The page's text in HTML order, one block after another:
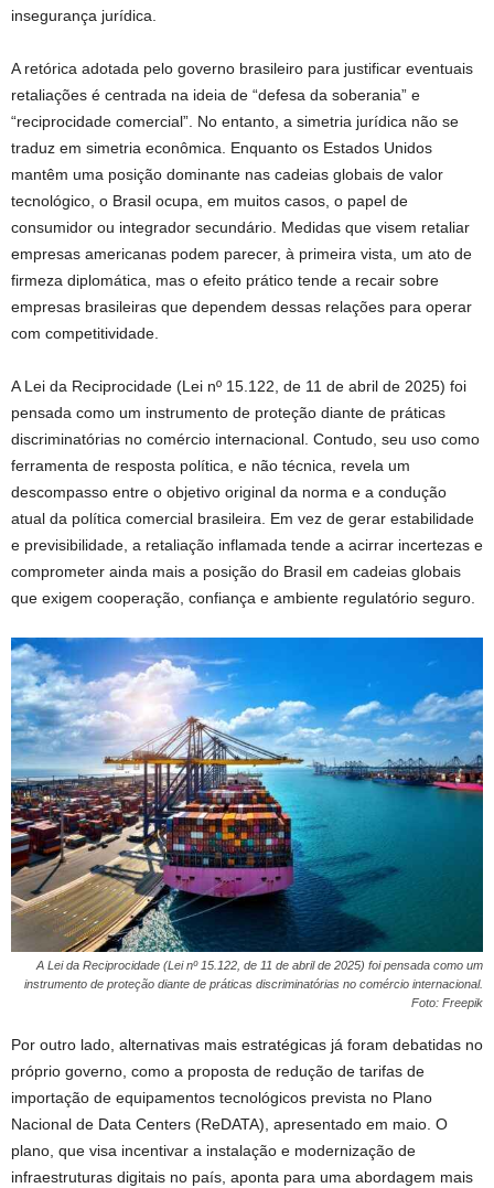
insegurança jurídica.
A retórica adotada pelo governo brasileiro para justificar eventuais
retaliações é centrada na ideia de “defesa da soberania” e
“reciprocidade comercial”. No entanto, a simetria jurídica não se
traduz em simetria econômica. Enquanto os Estados Unidos
mantêm uma posição dominante nas cadeias globais de valor
tecnológico, o Brasil ocupa, em muitos casos, o papel de
consumidor ou integrador secundário. Medidas que visem retaliar
empresas americanas podem parecer, à primeira vista, um ato de
firmeza diplomática, mas o efeito prático tende a recair sobre
empresas brasileiras que dependem dessas relações para operar
com competitividade.
A Lei da Reciprocidade (Lei nº 15.122, de 11 de abril de 2025) foi
pensada como um instrumento de proteção diante de práticas
discriminatórias no comércio internacional. Contudo, seu uso como
ferramenta de resposta política, e não técnica, revela um
descompasso entre o objetivo original da norma e a condução
atual da política comercial brasileira. Em vez de gerar estabilidade
e previsibilidade, a retaliação inflamada tende a acirrar incertezas e
comprometer ainda mais a posição do Brasil em cadeias globais
que exigem cooperação, confiança e ambiente regulatório seguro.
A Lei da Reciprocidade (Lei nº 15.122, de 11 de abril de 2025) foi pensada como um
instrumento de proteção diante de práticas discriminatórias no comércio internacional.
Foto: Freepik
Por outro lado, alternativas mais estratégicas já foram debatidas no
próprio governo, como a proposta de redução de tarifas de
importação de equipamentos tecnológicos prevista no Plano
Nacional de Data Centers (ReDATA), apresentado em maio. O
plano, que visa incentivar a instalação e modernização de
infraestruturas digitais no país, aponta para uma abordagem mais